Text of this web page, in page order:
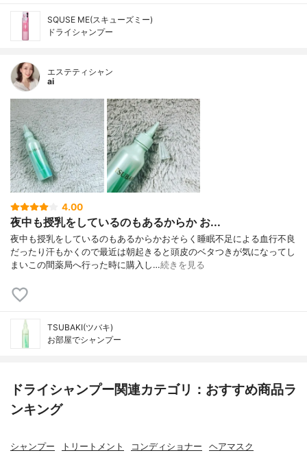
SQUSE ME(スキューズミー)
ドライシャンプー
エステティシャン
ai
4.00
夜中も授乳をしているのもあるからか お...
夜中も授乳をしているのもあるからかおそらく睡眠不足による血行不良
だったり汗もかくので最近は朝起きると頭皮のベタつきが気になってし
まいこの間薬局へ行った時に購入し…続きを見る
TSUBAKI(ツバキ)
お部屋でシャンプー
ドライシャンプー関連カテゴリ：おすすめ商品ラ
ンキング
シャンプー トリートメント コンディショナー ヘアマスク